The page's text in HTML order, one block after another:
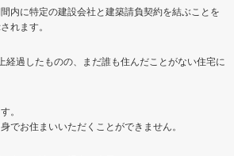
内に特定の建設会社と建築請負契約を結ぶことを
れます。
経過したものの、まだ誰も住んだことがない住宅に
。
でお住まいいただくことができません。